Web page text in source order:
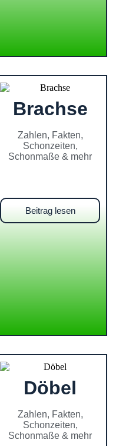
Brachse
Zahlen, Fakten,
Schonzeiten,
Schonmaße & mehr
Beitrag lesen
Döbel
Zahlen, Fakten,
Schonzeiten,
Schonmaße & mehr